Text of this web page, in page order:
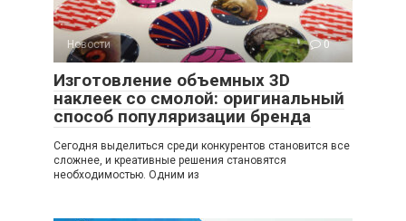
Новости 0
Изготовление объемных 3D
наклеек со смолой: оригинальный
способ популяризации бренда
Сегодня выделиться среди конкурентов становится все
сложнее, и креативные решения становятся
необходимостью. Одним из